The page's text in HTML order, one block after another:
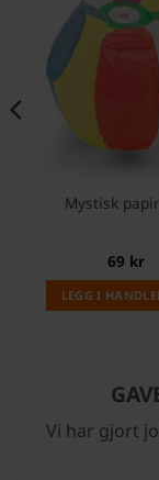
Mystisk
69 kr
LEGG I
Vi har gjort